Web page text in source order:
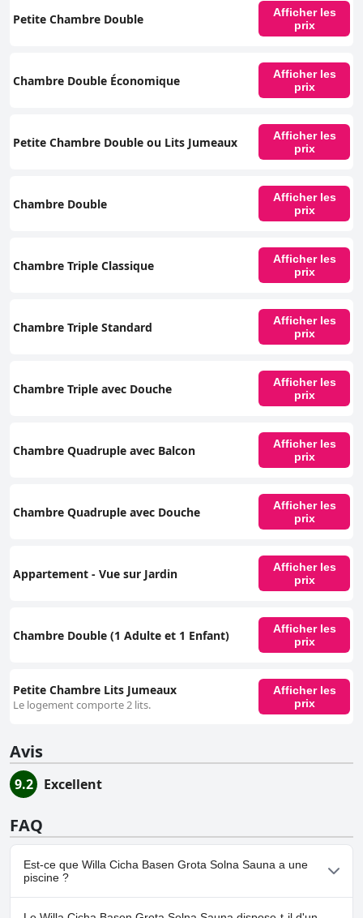
Petite Chambre Double
Afficher les
prix
Chambre Double Économique
Afficher les
prix
Petite Chambre Double ou Lits Jumeaux
Afficher les
prix
Chambre Double
Afficher les
prix
Chambre Triple Classique
Afficher les
prix
Chambre Triple Standard
Afficher les
prix
Chambre Triple avec Douche
Afficher les
prix
Chambre Quadruple avec Balcon
Afficher les
prix
Chambre Quadruple avec Douche
Afficher les
prix
Appartement - Vue sur Jardin
Afficher les
prix
Chambre Double (1 Adulte et 1 Enfant)
Afficher les
prix
Petite Chambre Lits Jumeaux
Le logement comporte 2 lits.
Afficher les
prix
Avis
9.2 Excellent
FAQ
Est-ce que Willa Cicha Basen Grota Solna Sauna a une
piscine ?
Oui, Willa Cicha Basen Grota Solna Sauna dispose de piscine(s)